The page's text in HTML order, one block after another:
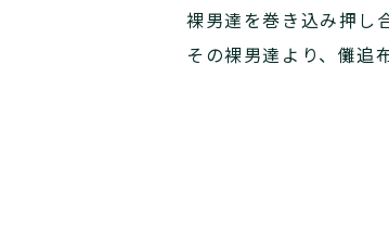
裸男達を巻き込み押し
その裸男達より、儺追